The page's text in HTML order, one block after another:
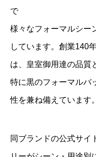
で
様々なフォーマルシー
しています。創業140
は、皇室御用達の品質
特に黒のフォーマルバ
性を兼ね備えています。
同ブランドの公式サイ